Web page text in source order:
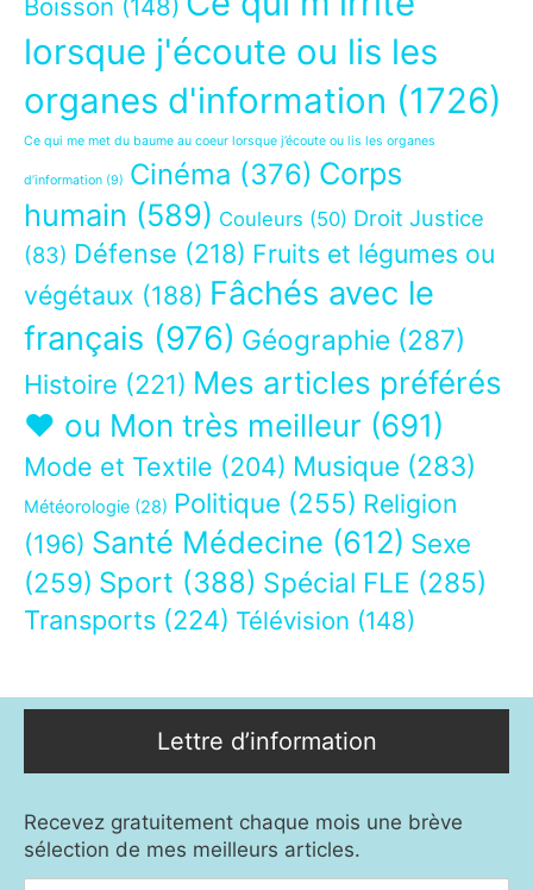
Boisson (148)
lorsque j'écoute ou lis les
organes d'information (1726)
Ce qui me met du baume au coeur lorsque j’écoute ou lis les organes
d’information (9) Cinéma (376) Corps
humain (589) Couleurs (50) Droit Justice
(83) Défense (218) Fruits et légumes ou
végétaux (188) Fâchés avec le
français (976) Géographie (287)
Histoire (221) Mes articles préférés
❤ ou Mon très meilleur (691)
Mode et Textile (204) Musique (283)
Météorologie (28) Politique (255) Religion
(196) Santé Médecine (612) Sexe
(259) Sport (388) Spécial FLE (285)
Transports (224) Télévision (148)
Lettre d’information
Recevez gratuitement chaque mois une brève
sélection de mes meilleurs articles.